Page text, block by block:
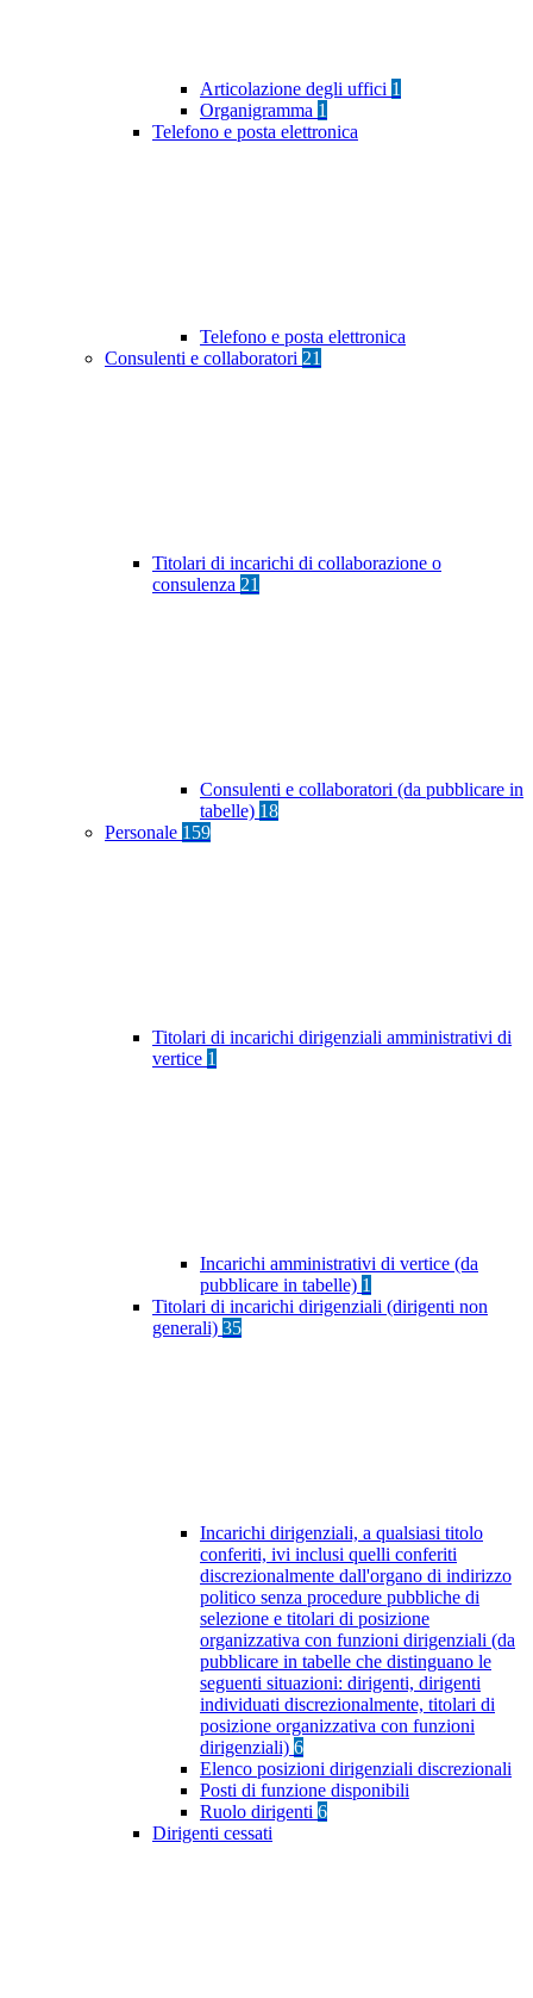
Articolazione degli uffici 1
Organigramma 1
Telefono e posta elettronica
Telefono e posta elettronica
Consulenti e collaboratori 21
Titolari di incarichi di collaborazione o
consulenza 21
Consulenti e collaboratori (da pubblicare in
tabelle) 18
Personale 159
Titolari di incarichi dirigenziali amministrativi di
vertice 1
Incarichi amministrativi di vertice (da
pubblicare in tabelle) 1
Titolari di incarichi dirigenziali (dirigenti non
generali) 35
Incarichi dirigenziali, a qualsiasi titolo
conferiti, ivi inclusi quelli conferiti
discrezionalmente dall'organo di indirizzo
politico senza procedure pubbliche di
selezione e titolari di posizione
organizzativa con funzioni dirigenziali (da
pubblicare in tabelle che distinguano le
seguenti situazioni: dirigenti, dirigenti
individuati discrezionalmente, titolari di
posizione organizzativa con funzioni
dirigenziali) 6
Elenco posizioni dirigenziali discrezionali
Posti di funzione disponibili
Ruolo dirigenti 6
Dirigenti cessati